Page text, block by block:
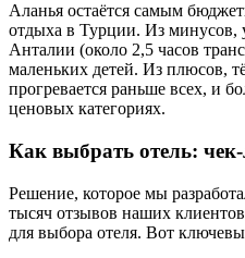
Аланья остаётся самым
отдыха в Турции. Из минусов,
Анталии (около 2,5 часов
маленьких детей. Из плюсов,
прогревается раньше всех, и
ценовых категориях.
Как выбрать отель:
Решение, которое мы
тысяч отзывов наших
для выбора отеля. Вот